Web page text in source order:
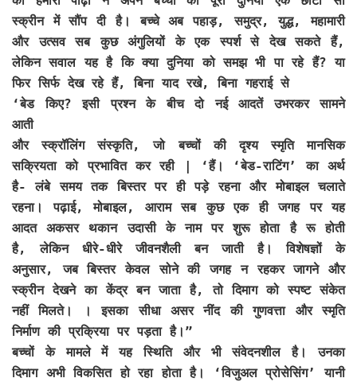
स्क्रीन में सौंप दी है। बच्चे अब पहाड़, समुद्र, युद्ध, महामारी
और उत्सव सब कुछ अंगुलियों के एक स्पर्श से देख सकते हैं,
लेकिन सवाल यह है कि क्या दुनिया को समझ भी पा रहे हैं? या
फिर सिर्फ देख रहे हैं, बिना याद रखे, बिना गहराई से
‘बेड किए? इसी प्रश्न के बीच दो नई आदतें उभरकर सामने
आती
और स्क्रॉलिंग संस्कृति, जो बच्चों की दृश्य स्मृति मानसिक
सक्रियता को प्रभावित कर रही | ‘हैं। ‘बेड-राटिंग’ का अर्थ
है- लंबे समय तक बिस्तर पर ही पड़े रहना और मोबाइल चलाते
रहना। पढ़ाई, मोबाइल, आराम सब कुछ एक ही जगह पर यह
आदत अकसर थकान उदासी के नाम पर शुरू होता है रू होती
है, लेकिन धीरे-धीरे जीवनशैली बन जाती है। विशेषज्ञों के
अनुसार, जब बिस्तर केवल सोने की जगह न रहकर जागने और
स्क्रीन देखने का केंद्र बन जाता है, तो दिमाग को स्पष्ट संकेत
नहीं मिलते। । इसका सीधा असर नींद की गुणवत्ता और स्मृति
निर्माण की प्रक्रिया पर पड़ता है।”
बच्चों के मामले में यह स्थिति और भी संवेदनशील है। उनका
दिमाग अभी विकसित हो रहा होता है। ‘विजुअल प्रोसेसिंग’ यानी